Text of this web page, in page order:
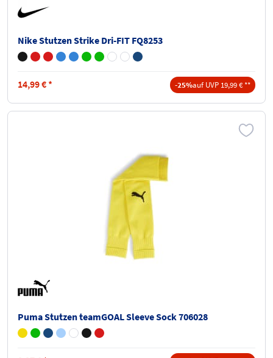
Nike Stutzen Strike Dri-FIT FQ8253
14,99€ * -25%auf UVP 19,99 € **
Puma Stutzen teamGOAL Sleeve Sock 706028